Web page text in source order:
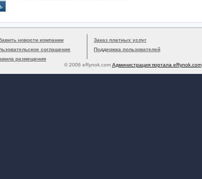
новости компании
соглашение
размещения
Заказ платных услуг
Поддержка пользователей
© 2006 eRynok.com Администрация портала eRynok.com